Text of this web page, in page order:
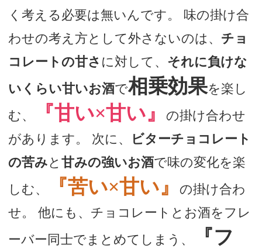
く考える必要は無いんです。 味の掛け合
わせの考え方として外さないのは、 チョ
コレートの甘さ に対して、 それに負けな
いくらい甘いお酒で相乗効果を楽し
む、
『甘い×甘い』
の掛け合わせ
があります。 次に、
ビターチョコレート
の苦みと 甘みの強いお酒で味の変化を楽
しむ、
『苦い×甘い』
の掛け合わ
せ。 他にも、チョコレートとお酒をフレ
ーバー同士でまとめてしまう、
『フ